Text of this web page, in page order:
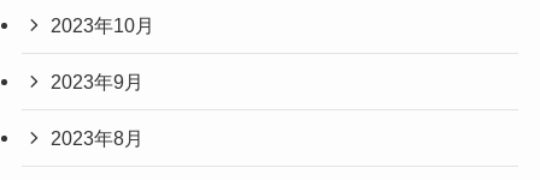
2023年10月
2023年9月
2023年8月